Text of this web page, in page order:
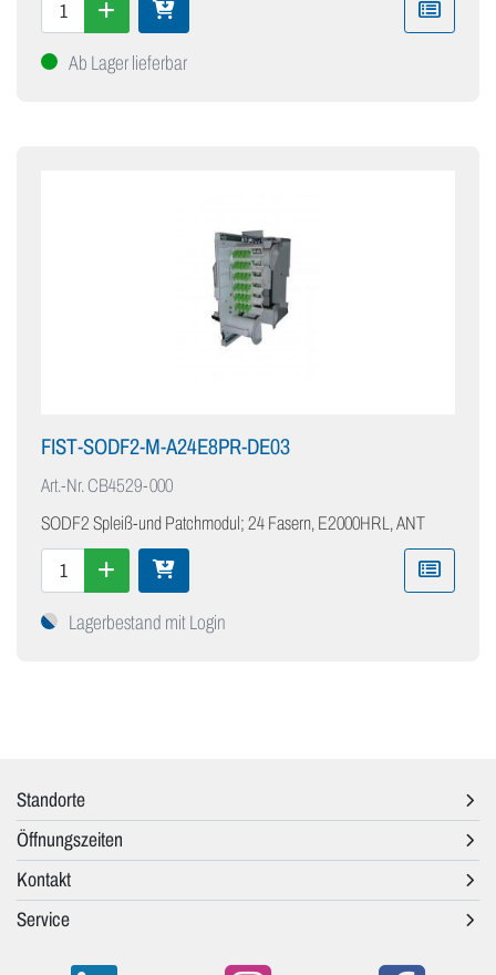
Ab Lager lieferbar
FIST-SODF2-M-A24E8PR-DE03
Art.-Nr.CB4529-000
SODF2 Spleiß-und Patchmodul; 24 Fasern, E2000HRL, ANT
Lagerbestand mit Login
Standorte
Öffnungszeiten
Kontakt
Service